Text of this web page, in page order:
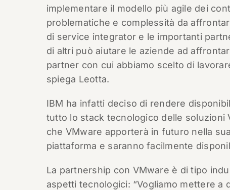
implementare il modello più agile dei
problematiche e complessità da
di service integrator e le importanti
di altri può aiutare le aziende ad
partner con cui abbiamo scelto di
spiega Leotta.
IBM ha infatti deciso di rendere
tutto lo stack tecnologico delle soluzioni
che VMware apporterà in futuro nella
piattaforma e saranno facilmente
La partnership con VMware è di tipo
aspetti tecnologici: “Vogliamo mettere